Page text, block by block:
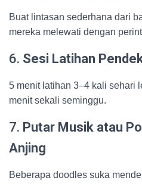
Buat lintasan sederhana dari
mereka melewati dengan
6. Sesi Latihan
5 menit latihan 3–4 kali sehari
menit sekali seminggu.
7. Putar Musik atau
Anjing
Beberapa doodles suka